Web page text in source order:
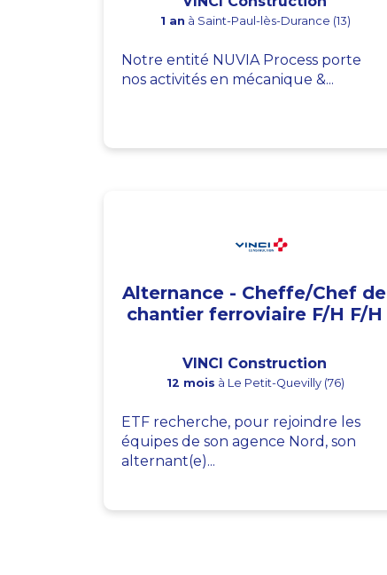
1 an à Saint-Paul-lès-Durance (13)
Notre entité NUVIA Process porte
nos activités en mécanique &...
Alternance - Cheffe/Chef de
chantier ferroviaire F/H F/H
VINCI Construction
12 mois à Le Petit-Quevilly (76)
ETF recherche, pour rejoindre les
équipes de son agence Nord, son
alternant(e)...